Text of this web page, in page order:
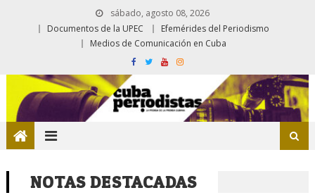
sábado, agosto 08, 2026
Documentos de la UPEC
Efemérides del Periodismo
Medios de Comunicación en Cuba
NOTAS DESTACADAS